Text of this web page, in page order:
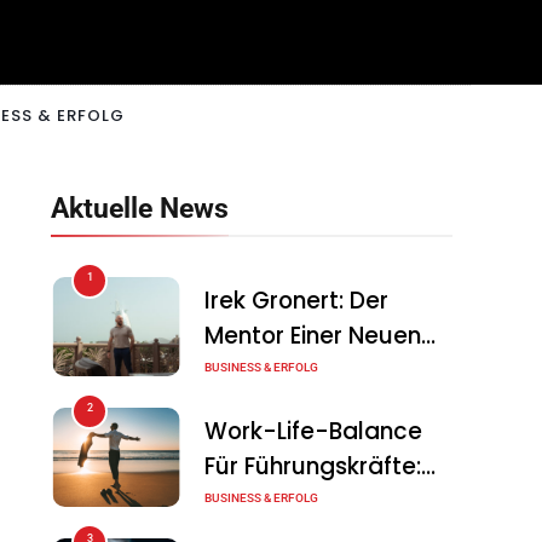
& ERFOLG
Aktuelle News
1
Irek Gronert: Der
Mentor Einer Neuen
Generation Von
BUSINESS & ERFOLG
2
Work-Life-Balance
Für Führungskräfte:
Illusion Oder Echte
BUSINESS & ERFOLG
3